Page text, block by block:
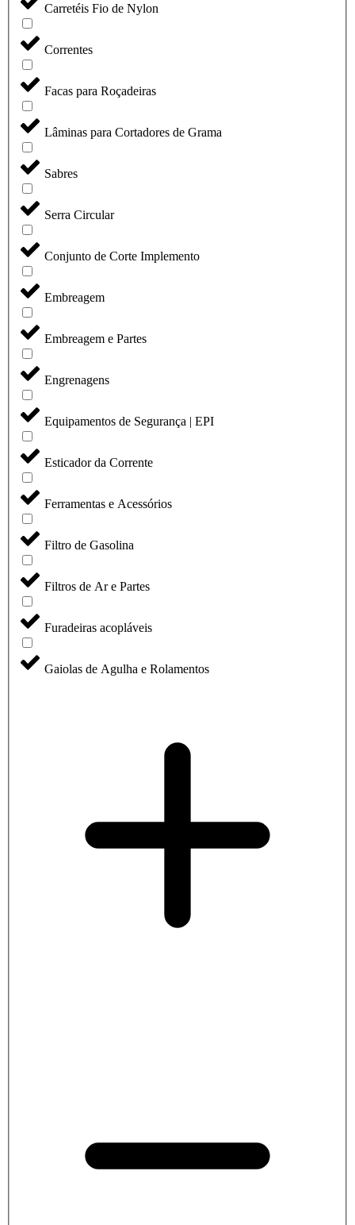
Carretéis Fio de Nylon
Correntes
Facas para Roçadeiras
Lâminas para Cortadores de Grama
Sabres
Serra Circular
Conjunto de Corte Implemento
Embreagem
Embreagem e Partes
Engrenagens
Equipamentos de Segurança | EPI
Esticador da Corrente
Ferramentas e Acessórios
Filtro de Gasolina
Filtros de Ar e Partes
Furadeiras acopláveis
Gaiolas de Agulha e Rolamentos